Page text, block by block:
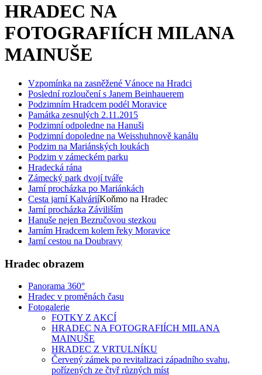
HRADEC NA
FOTOGRAFIÍCH MILANA
MAINUŠE
Vzpomínka na zasněžené Vánoce na Hradci
Poslední rozloučení s Janem Beinhauerem
Podzimním Hradcem podél Moravice
Památka zesnulých 2.11.2015
Podzimní odpoledne na Hanuši
Podzimní dopoledne na Weisshuhnově kanálu
Podzim na Mariánských loukách
Podzim v zámeckém parku
Hradecká rána
Zámecký park dvojí tváře
Jarní procházka po Mariánkách
Cesta jarní KalváriíKoňmo na Hradec
Jarní procházka Záviliším
Hanuše nejen Bezručovou stezkou
Jarním Hradcem kolem řeky Moravice
Jarní cestou na Doubravy
Hradec obrazem
Panorama 360°
Hradec v proměnách času
Fotogalerie
FOTKY Z AKCÍ
HRADEC NA FOTOGRAFIÍCH MILANA
MAINUŠE
HRADEC Z VRTULNÍKU
Červený zámek po revitalizaci západního svahu,
pořízených ze čtyř různých míst